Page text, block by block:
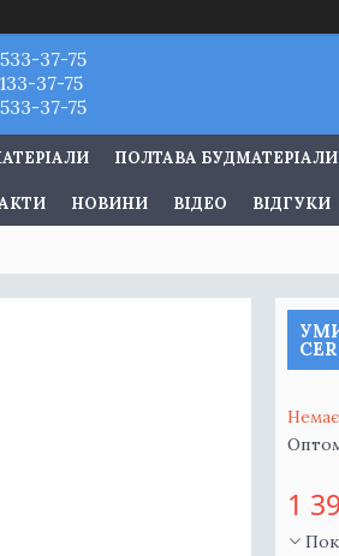
37-75
37-75
37-75
ПОЛТАВА БУДМАТЕРІАЛИ
НОВИНИ ВІДЕО ВІДГУКИ
1